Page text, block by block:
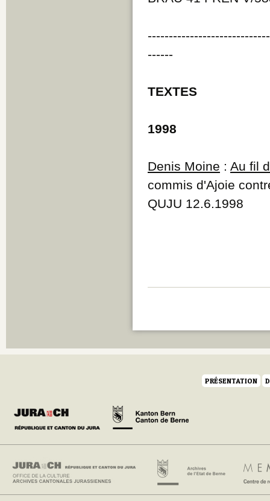
------
TEXTES
1998
Denis Moine : Au fil
commis d'Ajoie
QUJU 12.6.1998
PRÉSENTATION